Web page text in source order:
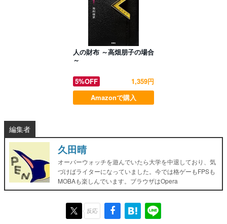
人の財布 ～高畑朋子の場合
～
5%OFF
1,359円
Amazonで購入
編集者
久田晴
オーバーウォッチを遊んでいたら大学を中退しており、気
づけばライターになっていました。今では格ゲーもFPSも
MOBAも楽しんでいます。ブラウザはOpera
反応